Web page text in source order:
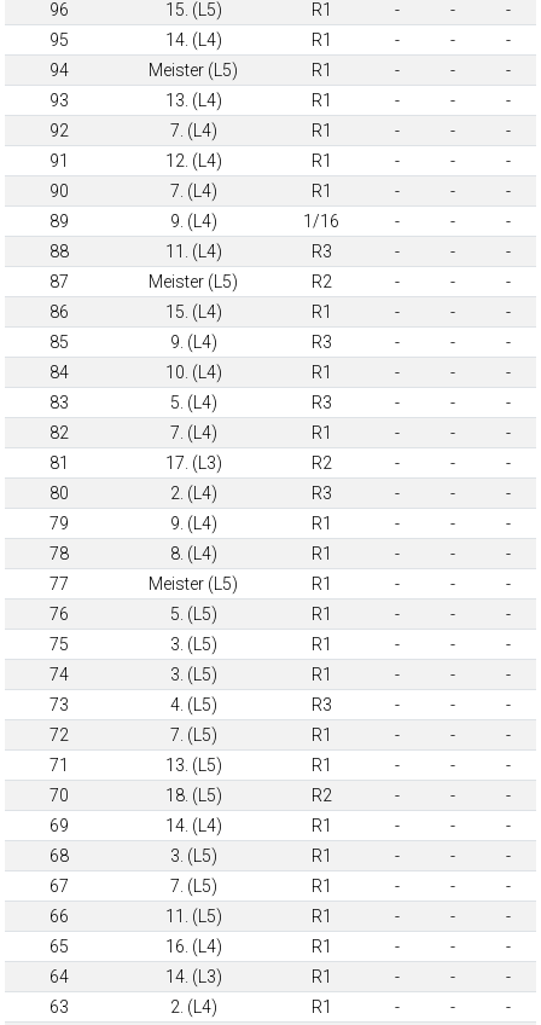
96 15. (L5) R1 - -
-
95
14. (L4) R1 - -
-
94
Meister (L5) R1 - -
-
93
13. (L4) R1 - -
-
92
7. (L4) R1 - -
-
91
12. (L4) R1 - -
-
90
7. (L4) R1 - -
-
89
9. (L4) 1/16 - -
-
88
11. (L4) R3 - -
-
87
Meister (L5) R2 - -
-
86
15. (L4) R1 - -
-
85
9. (L4) R3 - -
-
84
10. (L4) R1 - -
-
83
5. (L4) R3 - -
-
82
7. (L4) R1 - -
-
81
17. (L3) R2 - -
-
80
2. (L4) R3 - -
-
79
9. (L4) R1 - -
-
78
8. (L4) R1 - -
-
77
Meister (L5) R1 - -
-
76
5. (L5) R1 - -
-
75
3. (L5) R1 - -
-
74
3. (L5) R1 - -
-
73
4. (L5) R3 - -
-
72
7. (L5) R1 - -
-
71
13. (L5) R1 - -
-
70
18. (L5) R2 - -
-
69
14. (L4) R1 - -
-
68
3. (L5) R1 - -
-
67
7. (L5) R1 - -
-
66
11. (L5) R1 - -
-
65
16. (L4) R1 - -
-
64
14. (L3) R1 - -
-
63
2. (L4) R1 - -
-